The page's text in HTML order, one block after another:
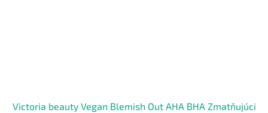
Victoria beauty Vegan Blemish Out AHA BHA Zmatňujúci